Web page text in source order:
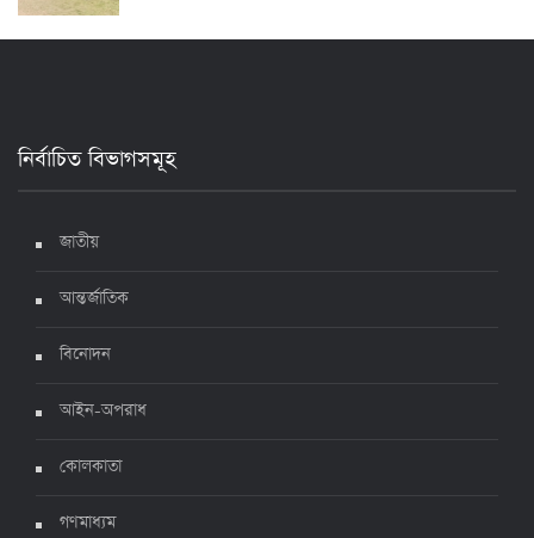
নির্বাচিত বিভাগসমূহ
জাতীয়
আন্তর্জাতিক
বিনোদন
আইন-অপরাধ
কোলকাতা
গণমাধ্যম